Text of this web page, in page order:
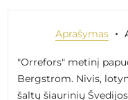
Aprašymas
"Orrefors" metinį
Bergstrom. Nivis,
šaltų šiaurinių